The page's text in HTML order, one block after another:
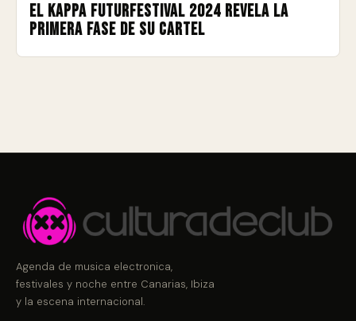
El Kappa FuturFestival 2024 revela la
primera fase de su cartel
Agenda de musica electronica,
festivales y noche entre Canarias, Ibiza
y la escena internacional.